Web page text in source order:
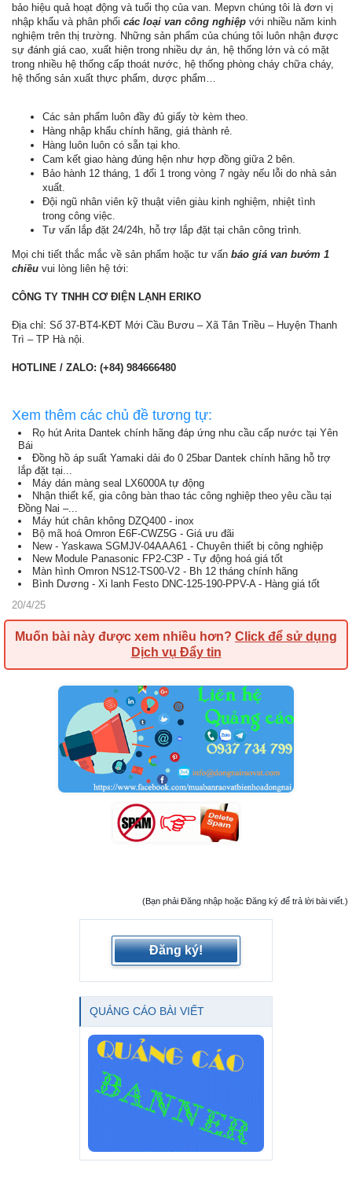
bảo hiệu quả hoạt động và tuổi thọ của van. Mepvn chúng tôi là đơn vị
nhập khẩu và phân phối các loại van công nghiệp với nhiều năm kinh
nghiệm trên thị trường. Những sản phẩm của chúng tôi luôn nhận được
sự đánh giá cao, xuất hiện trong nhiều dự án, hệ thống lớn và có mặt
trong nhiều hệ thống cấp thoát nước, hệ thống phòng cháy chữa cháy,
hệ thống sản xuất thực phẩm, dược phẩm…
Các sản phẩm luôn đầy đủ giấy tờ kèm theo.
Hàng nhập khẩu chính hãng, giá thành rẻ.
Hàng luôn luôn có sẵn tại kho.
Cam kết giao hàng đúng hện như hợp đồng giữa 2 bên.
Bảo hành 12 tháng, 1 đổi 1 trong vòng 7 ngày nếu lỗi do nhà sản
xuất.
Đội ngũ nhân viên kỹ thuật viên giàu kinh nghiệm, nhiệt tình
trong công việc.
Tư vấn lắp đặt 24/24h, hỗ trợ lắp đặt tại chân công trình.
Mọi chi tiết thắc mắc về sản phẩm hoặc tư vấn báo giá van bướm 1
chiều vui lòng liên hệ tới:
CÔNG TY TNHH CƠ ĐIỆN LẠNH ERIKO
Địa chỉ: Số 37-BT4-KĐT Mới Cầu Bươu – Xã Tân Triều – Huyện Thanh
Trì – TP Hà nội.
HOTLINE / ZALO: (+84) 984666480
Xem thêm các chủ đề tương tự:
Rọ hút Arita Dantek chính hãng đáp ứng nhu cầu cấp nước tại Yên
Bái
Đồng hồ áp suất Yamaki dải đo 0 25bar Dantek chính hãng hỗ trợ
lắp đặt tại...
Máy dán màng seal LX6000A tự động
Nhận thiết kế, gia công bàn thao tác công nghiệp theo yêu cầu tại
Đồng Nai –...
Máy hút chân không DZQ400 - inox
Bộ mã hoá Omron E6F-CWZ5G - Giá ưu đãi
New - Yaskawa SGMJV-04AAA61 - Chuyên thiết bị công nghiệp
New Module Panasonic FP2-C3P - Tự động hoá giá tốt
Màn hình Omron NS12-TS00-V2 - Bh 12 tháng chính hãng
Bình Dương - Xi lanh Festo DNC-125-190-PPV-A - Hàng giá tốt
20/4/25
Muốn bài này được xem nhiều hơn? Click để sử dụng
Dịch vụ Đẩy tin
(Bạn phải Đăng nhập hoặc Đăng ký để trả lời bài viết.)
Đăng ký!
QUẢNG CÁO BÀI VIẾT